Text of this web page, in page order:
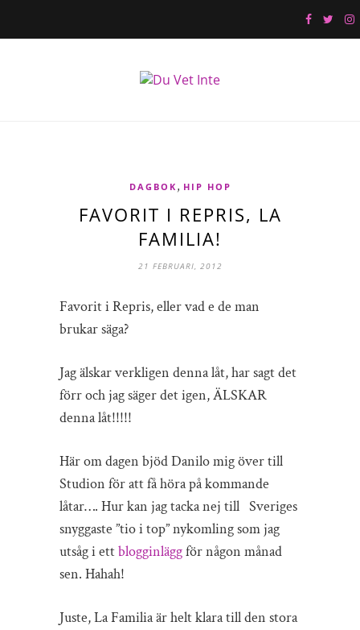
DAGBOK , HIP HOP
FAVORIT I REPRIS, LA
FAMILIA!
21 FEBRUARI, 2012
Favorit i Repris, eller vad e de man
brukar säga?
Jag älskar verkligen denna låt, har sagt det
förr och jag säger det igen, ÄLSKAR
denna låt!!!!!
Här om dagen bjöd Danilo mig över till
Studion för att få höra på kommande
låtar…. Hur kan jag tacka nej till Sveriges
snyggaste ”tio i top” nykomling som jag
utsåg i ettblogginläggför någon månad
sen. Hahah!
Juste, La Familia är helt klara till den stora